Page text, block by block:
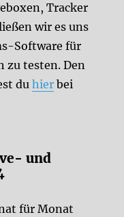
Tracker
wir es uns
Software für
zu testen. Den
duhier bei
und
für Monat